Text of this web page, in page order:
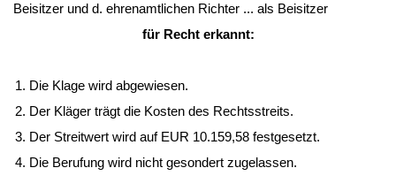
Bei­sit­zer und d. eh­ren­amt­li­chen Rich­ter ... als Bei­sit­zer
für Recht er­kannt:
Die Kla­ge wird ab­ge­wie­sen.
Der Kläger trägt die Kos­ten des Rechts­streits.
Der Streit­wert wird auf EUR 10.159,58 fest­ge­setzt.
Die Be­ru­fung wird nicht ge­son­dert zu­ge­las­sen.